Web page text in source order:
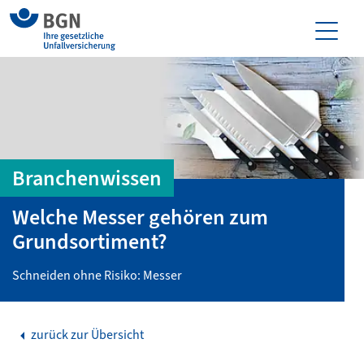
Branchenwissen
Welche Messer gehören zum
Grundsortiment?
Schneiden ohne Risiko: Messer
zurück zur Übersicht